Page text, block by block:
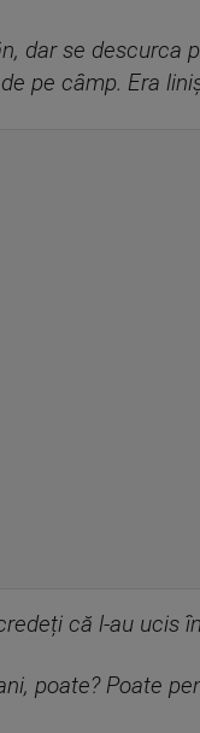
dar se descurca
pe câmp. Era
că l-au ucis
poate? Poate